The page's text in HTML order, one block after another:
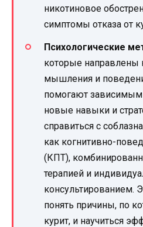
никотиновое
симптомы отказа от
Психологические
которые направлены
мышления и
помогают
новые навыки и
справиться с
как когнитивно-
(КПТ),
терапией и
консультированием.
понять причины, по
курит, и научиться